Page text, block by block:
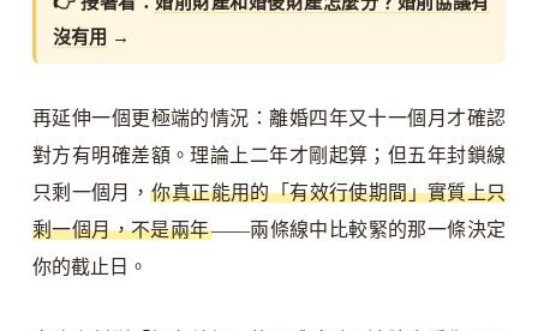
沒有用 →
再延伸一個更極端的情況：離婚四年又十一個月才確認
對方有明確差額。理論上二年才剛起算；但五年封鎖線
只剩一個月，你真正能用的「有效行使期間」實質上只
剩一個月，不是兩年——兩條線中比較緊的那一條決定
你的截止日。